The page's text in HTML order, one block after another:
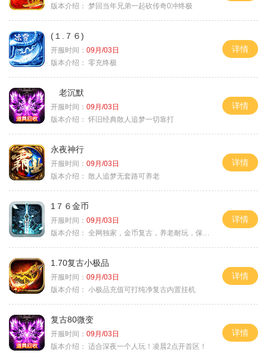
版本介绍： 梦回当年兄弟一起砍传奇0冲终极
(１.７６)
开服时间： 09月/03日
版本介绍： 零充终极
详情
老沉默
开服时间： 09月/03日
版本介绍： 怀旧经典散人追梦一切靠打
详情
永夜神行
开服时间： 09月/03日
版本介绍： 散人追梦无套路可养老
详情
1７６金币
开服时间： 09月/03日
版本介绍： 全网独家，金币复古，养老耐玩，保底回収
详情
1.70复古小极品
开服时间： 09月/03日
版本介绍： 小极品充值可打纯净复古内置挂机
详情
复古80微变
开服时间： 09月/03日
版本介绍： 适合深夜一个人玩！凌晨2点开首区！
详情